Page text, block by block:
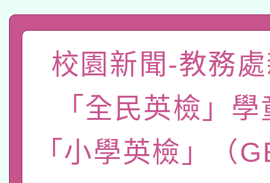
關事宜
轉知教育部國民及學前
國立臺灣師範大學辦
年度健康促進學校輔導
業成長研習」實施計畫
函轉國家教育研究院
原住民族教育政策研討
族教育國際趨勢與發展
轉知教育部國民及學前
新北市政府教育局辦
師專業成長研習實施計
函轉國立臺灣師範大學
族語言臺北學習中心
轉知有關國立成功大學
文教學共融平台-教案
教育部國民及學前教
校園新聞-教務
「全民英檢」
「小學英檢」（